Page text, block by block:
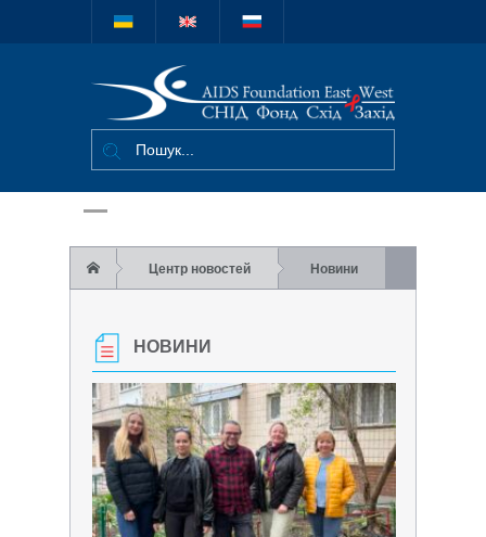
Міжнародний
благодійний
фонд "СНІД
Захід"
Центр новостей Новини
НОВИНИ